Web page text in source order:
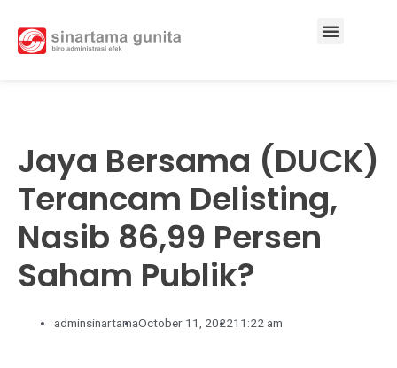
Jaya Bersama (DUCK)
Terancam Delisting,
Nasib 86,99 Persen
Saham Publik?
adminsinartamaOctober 11, 202211:22 am